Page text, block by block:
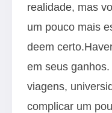
realidade, mas
um pouco mais
deem
em seus
viagens,
complicar um